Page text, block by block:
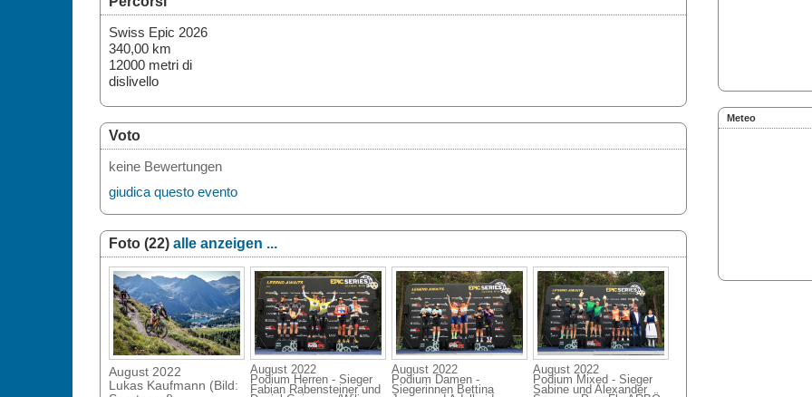
Meteo
Swiss Epic 2026
340,00 km
12000 metri di
dislivello
Voto
keine Bewertungen
giudica questo evento
Foto (22) alle anzeigen ...
August 2022
Lukas Kaufmann (Bild:
August 2022
Podium Herren - Sieger
Fabian Rabensteiner und
August 2022
Podium Damen -
Siegerinnen Bettina
August 2022
Podium Mixed - Sieger
Sabine und Alexander